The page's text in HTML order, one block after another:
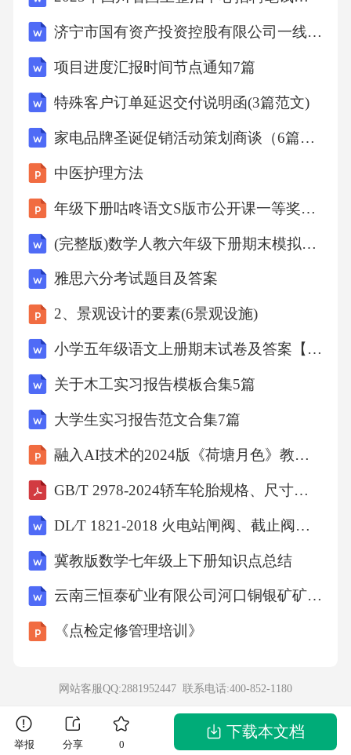
（3）自我更新能力：CMSCs在体外培养条件
下，能通过不对称分裂产生更多CMSCs，维持
3.功能：CMSCs具有以下功能：
（1）促进肿瘤生长：CMSCs可通过分泌生长因
子、细胞因子等，促进肿瘤细胞的增殖和生
存。
（2）促进肿瘤侵袭和转移：CMSCs具有侵袭和
转移能力，可穿过基底膜、血管壁等，到达远
处器官形成转移灶。
（3）促进肿瘤血管生成：CMSCs可通过分泌血
管生成因子，促进肿瘤血管生成，为肿瘤的生
长和转移提供营养。
4.与肿瘤转移的关系：研究表明，CMSCs在肿
瘤转移过程中发挥着重要作用。以下数据充分
说明CMSCs与肿瘤转移的关系：
（1）在乳腺癌、肺癌、胃癌等肿瘤中，CMSCs
的比例与肿瘤患者的预后呈负相关。即CMSCs
（2）抑制CMSCs的活性，可显著降低肿瘤细胞
的侵袭和转移能力。例如，靶向ALDH1的药物
济宁市国有资产投资控股有限公司一线员工招聘考试真题2025
项目进度汇报时间节点通知7篇
特殊客户订单延迟交付说明函(3篇范文)
家电品牌圣诞促销活动策划商谈（6篇）范文
中医护理方法
年级下册咕咚语文S版市公开课一等奖百校联赛特等奖课件
(完整版)数学人教六年级下册期末模拟真题试卷(比较难)
雅思六分考试题目及答案
2、景观设计的要素(6景观设施)
小学五年级语文上册期末试卷及答案【学生专用】
关于木工实习报告模板合集5篇
大学生实习报告范文合集7篇
融入AI技术的2024版《荷塘月色》教学课件发布
GB/T 2978-2024轿车轮胎规格、尺寸、气压与负荷
DL∕T 1821-2018 火电站闸阀、截止阀检修导则
冀教版数学七年级上下册知识点总结
云南三恒泰矿业有限公司河口铜银矿矿山地质环境保护与土地复垦方案
《点检定修管理培训》
网站客服QQ:2881952447 联系电话:400-852-1180
举报 分享 0
下载本文档